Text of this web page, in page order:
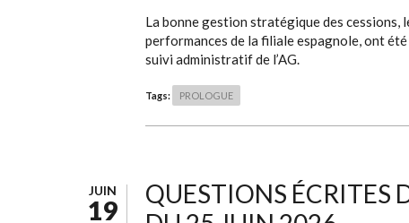
La bonne gestion stratégique des cessions,
performances de la filiale espagnole, ont
suivi administratif de l’AG.
Tags: PROLOGUE
JUIN
19
QUESTIONS ÉCRITES